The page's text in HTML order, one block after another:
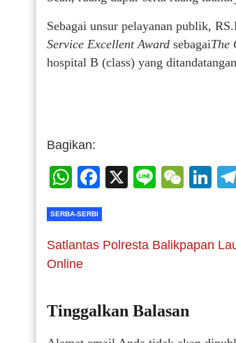
Sebagai unsur pelayanan publik,
Service Excellent Award sebagaiThe
hospital B (class) yang
Bagikan:
WhatsApp
Facebook
X Line
SERBA-SERBI
Satlantas Polresta Balikpapan
Online
Tinggalkan Balasan